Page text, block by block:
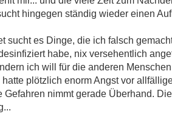
hingegen ständig wieder einen
sucht es Dinge, die ich falsch
habe, nix versehentlich
ich will für die anderen
hatte plötzlich enorm Angst vor
Gefahren nimmt gerade Überhand.